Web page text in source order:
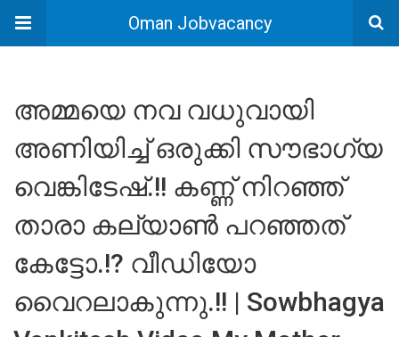
Oman Jobvacancy
അമ്മയെ നവ വധുവായി
അണിയിച്ച് ഒരുക്കി സൗഭാഗ്യ
വെങ്കിടേഷ്.!! കണ്ണ് നിറഞ്ഞ്
താരാ കല്യാൺ പറഞ്ഞത്
കേട്ടോ.!? വീഡിയോ
വൈറലാകുന്നു.!! | Sowbhagya